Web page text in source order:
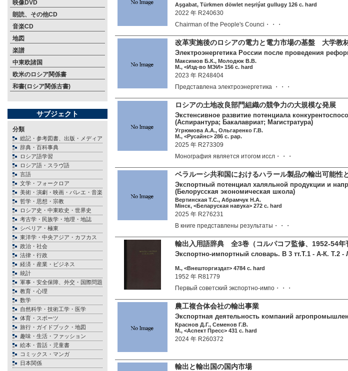
映像DVD
朗読、その他CD
音楽CD
地図
楽譜
中東欧諸国
欧米のロシア関係書
和書(ロシア関係古書)
サブジェクト
分類
総記・参考図書、出版・メディア
辞典・百科事典
ロシア語学習
ロシア語・スラヴ語
言語
文学・フォークロア
美術・演劇・映画・バレエ・音楽
哲学・思想・宗教
ロシア史・中東欧史・世界史
考古学・民族学・地理・地誌
シベリア・極東
東洋学・中央アジア・カフカス
政治・社会
法律・行政
経済・産業・ビジネス
統計
軍事・安全保障、外交・国際問題
教育・心理
数学
自然科学・技術工学・医学
体育・スポーツ
旅行・ガイドブック・地図
趣味・生活・ファッション
絵本・昔話・児童書
コミックス・マンガ
日本関係
Aşgabat, Türkmen döwlet neşriýat gullugy 126 c. hard
2022 年 R240630
Chairman of the People's Counci・・・
改革実施後のロシアの電力と電力市場の基盤 大学教
Электроэнергетика России после проведения
Максимов Б.К., Молодюк В.В.
М., <Изд-во МЭИ> 156 c. hard
2023 年 R248404
Представлена электроэнергетика ・・・
ロシアの土地改良部門組織の競争力の大規模な発展
Экстенсивное развитие потенциала
(Аспирантура; Бакалавриат; Магистратура)
Угрюмова А.А., Ольгаренко Г.В.
М., <Русайнс> 286 c. pap.
2025 年 R273309
Монография является итогом иссл・・・
ベラルーシ共和国におけるハラール製品の輸出可能性
Экспортный потенциал халяльной продукции и
(Белорусская экономическая школа)
Вертинская Т.С., Абрамчук Н.А.
Мiнск, <Беларуская навука> 272 c. hard
2025 年 R276231
В книге представлены результаты・・・
輸出入用語辞典 全3巻（コルパコフ監修、1952-54年
Экспортно-импортный словарь. В 3 тт.Т.1 - А-К. Т.2
М., <Внешторгиздат> 4784 c. hard
1952 年 R81779
Первый советский экспортно-импо・・・
農工複合体会社の輸出事業
Экспортная деятельность компаний
Краснов Д.Г., Семенов Г.В.
М., <Аспект Пресс> 431 c. hard
2024 年 R260372
輸出と輸出国の国内市場